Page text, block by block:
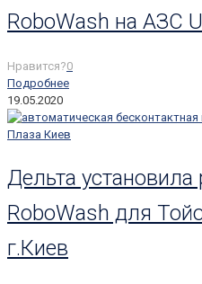
RoboWash на АЗС
Нравится?0
Подробнее
19.05.2020
Дельта
RoboWash для
г.Киев